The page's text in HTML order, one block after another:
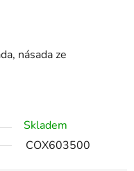
násada ze
Skladem
COX603500